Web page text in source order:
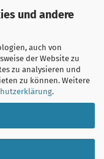
und andere
auch von
der Website zu
zu analysieren und
zu können. Weitere
.